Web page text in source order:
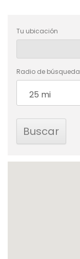
Tu ubicación
Radio de búsqueda